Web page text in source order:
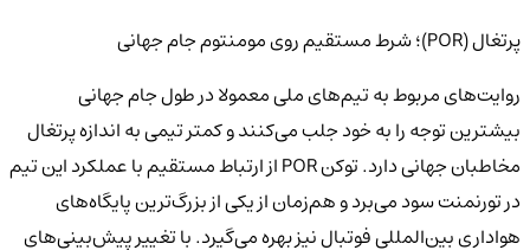
پرتغال (POR)؛ شرط مستقیم روی مومنتوم جام جهانی
روایت‌های مربوط به تیم‌های ملی معمولا در طول جام جهانی
بیشترین توجه را به خود جلب می‌کنند و کمتر تیمی به اندازه پرتغال
مخاطبان جهانی دارد. توکن POR از ارتباط مستقیم با عملکرد این تیم
در تورنمنت سود می‌برد و هم‌زمان از یکی از بزرگ‌ترین پایگاه‌های
هواداری بین‌المللی فوتبال نیز بهره می‌گیرد. با تغییر پیش‌بینی‌های